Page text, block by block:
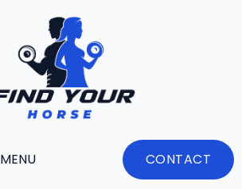
MENU CONTACT